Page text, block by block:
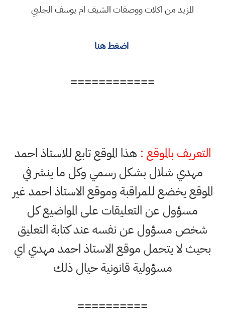
المزيد من اكلات ووصفات الشيف ام يوسف الجلبي
اضغط هنا
============
التعريف بالموقع : هذا الموقع تابع للاستاذ احمد
مهدي شلال بشكل رسمي وكل ما ينشر في
الموقع يخضع للمراقبة وموقع الاستاذ احمد غير
مسؤول عن التعليقات على المواضيع كل
شخص مسؤول عن نفسه عند كتابة التعليق
بحيث لا يتحمل موقع الاستاذ احمد مهدي اي
مسؤولية قانونية حيال ذلك
==========